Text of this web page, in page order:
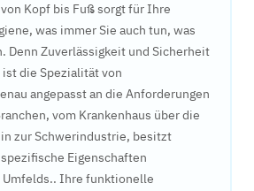
Kopf bis Fuß sorgt für Ihre
was immer Sie auch tun, was
Denn Zuverlässigkeit und Sicherheit
die Spezialität von
angepasst an die Anforderungen
vom Krankenhaus über die
zur Schwerindustrie, besitzt
Eigenschaften
Ihre funktionelle